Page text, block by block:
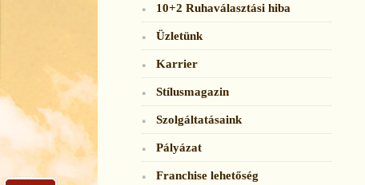
10+2 Ruhaválasztási hiba
Üzletünk
Karrier
Stílusmagazin
Szolgáltatásaink
Pályázat
Franchise lehetőség